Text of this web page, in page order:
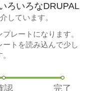
ろいろなDRUPAL
しています。
レートになります。
トを読み込んで少し